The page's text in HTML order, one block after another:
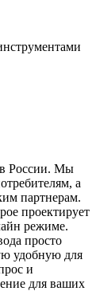
России. Мы
а
партнерам.
проектирует
режиме.
просто
удобную для
и
для ваших